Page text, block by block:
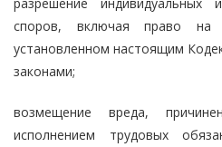
споров, включая право на
установленном настоящим
законами;
возмещение вреда,
исполнением трудовых